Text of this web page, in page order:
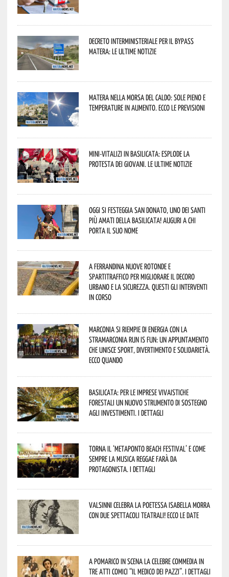
Decreto interministeriale per il Bypass
Matera: le ultime notizie
Matera nella morsa del caldo: sole pieno e
temperature in aumento. Ecco le previsioni
Mini-vitalizi in Basilicata: esplode la
protesta dei giovani. Le ultime notizie
Oggi si festeggia San Donato, uno dei Santi
più amati della Basilicata! Auguri a chi
porta il suo nome
A Ferrandina nuove rotonde e
spartitraffico per migliorare il decoro
urbano e la sicurezza. Questi gli interventi
in corso
Marconia si riempie di energia con la
StraMarconia Run is Fun: un appuntamento
che unisce sport, divertimento e solidarietà.
Ecco quando
Basilicata: per le imprese vivaistiche
forestali un nuovo strumento di sostegno
agli investimenti. I dettagli
Torna il ‘Metaponto beach festival’ e come
sempre la musica reggae farà da
protagonista. I dettagli
Valsinni celebra la poetessa Isabella Morra
con due spettacoli teatrali! Ecco le date
A Pomarico in scena la celebre commedia in
tre atti comici “Il medico dei pazzi”. I dettagli